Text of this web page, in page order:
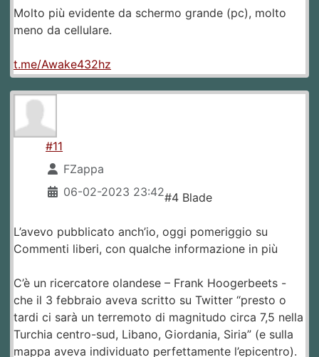
Molto più evidente da schermo grande (pc), molto
meno da cellulare.
t.me/Awake432hz
#11
FZappa
06-02-2023 23:42#4 Blade
L’avevo pubblicato anch’io, oggi pomeriggio su
Commenti liberi, con qualche informazione in più
C’è un ricercatore olandese – Frank Hoogerbeets -
che il 3 febbraio aveva scritto su Twitter “presto o
tardi ci sarà un terremoto di magnitudo circa 7,5 nella
Turchia centro-sud, Libano, Giordania, Siria” (e sulla
mappa aveva individuato perfettamente l’epicentro).